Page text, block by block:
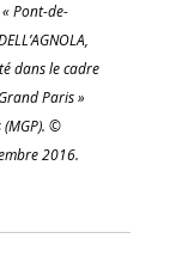
Pont-de-
dans le cadre
Paris »
©
2016.